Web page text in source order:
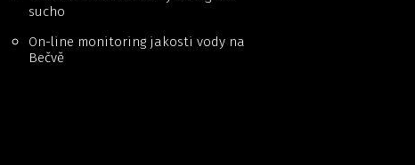
sucho
On-line monitoring jakosti vody na
Bečvě